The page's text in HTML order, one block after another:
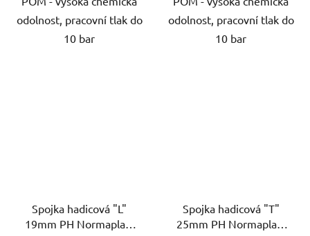
odolnost, pracovní tlak do
10 bar
odolnost, pracovní tlak do
10 bar
Spojka hadicová "L"
19mm PH Normaplast
Spojka hadicová "T"
25mm PH Normaplast